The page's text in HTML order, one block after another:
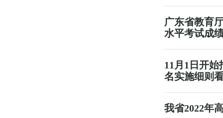
广东省教育
水平考试成
11月1日开
名实施细则
我省2022年